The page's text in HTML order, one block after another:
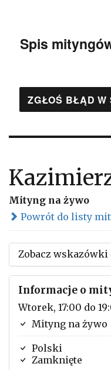
Spis
ZGŁOŚ BŁĄD W
Mityng na żywo
Powrót do listy
Zobacz wskazówki
Informacje o
Wtorek, 17:00 do
Mityng na żywo
Polski
Zamknięte